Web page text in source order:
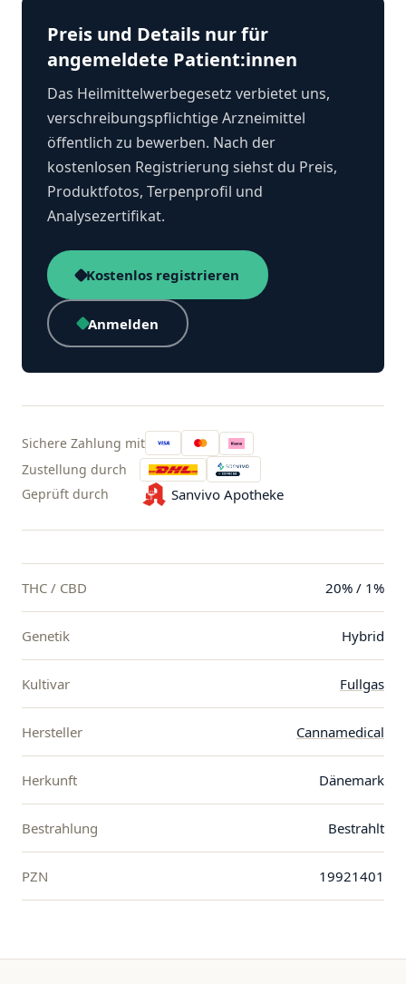
Preis und Details nur für
angemeldete Patient:innen
Das Heilmittelwerbegesetz verbietet uns,
verschreibungspflichtige Arzneimittel
öffentlich zu bewerben. Nach der
kostenlosen Registrierung siehst du Preis,
Produktfotos, Terpenprofil und
Analysezertifikat.
Kostenlos registrieren
Anmelden
Sichere Zahlung mit
Zustellung durch
Geprüft durch
Sanvivo Apotheke
THC / CBD 20% / 1%
Genetik Hybrid
Kultivar Fullgas
Hersteller Cannamedical
Herkunft Dänemark
Bestrahlung Bestrahlt
PZN 19921401